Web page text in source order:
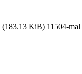
KiB) 11504-mal